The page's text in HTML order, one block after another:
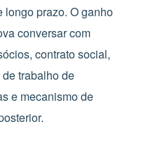
longo prazo. O ganho
conversar com
contrato social,
trabalho de
e mecanismo de